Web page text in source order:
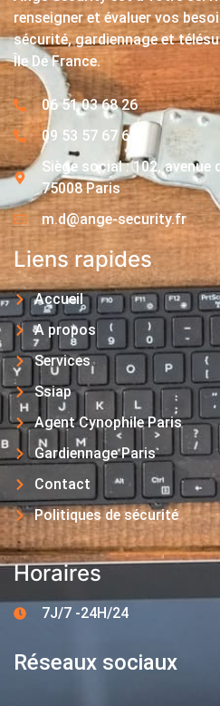
renseigner et évaluer vos
sécurité, gardiennage et
Île De France.
06 51 03 68 26
09 53 57 67 63
Siège social : 102, avenue
75008 Paris
m.d@ange-security.fr
Liens rapides
Accueil
A propos
Services
Ssiap
Agent Cynophile Paris
Gardiennage Paris
Contact
Politiques de sécurité
Horaires
7J/7 -24H/24
Réseaux sociaux